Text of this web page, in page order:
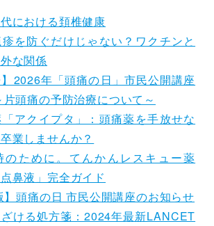
における頚椎健康
を防ぐだけじゃない？ワクチンと
な関係
】2026年「頭痛の日」市民公開講座
片頭痛の予防治療について～
アクイプタ」：頭痛薬を手放せな
業しませんか？
のために。てんかんレスキュー薬
点鼻液」完全ガイド
】頭痛の日 市民公開講座のお知らせ
ける処方箋：2024年最新LANCET